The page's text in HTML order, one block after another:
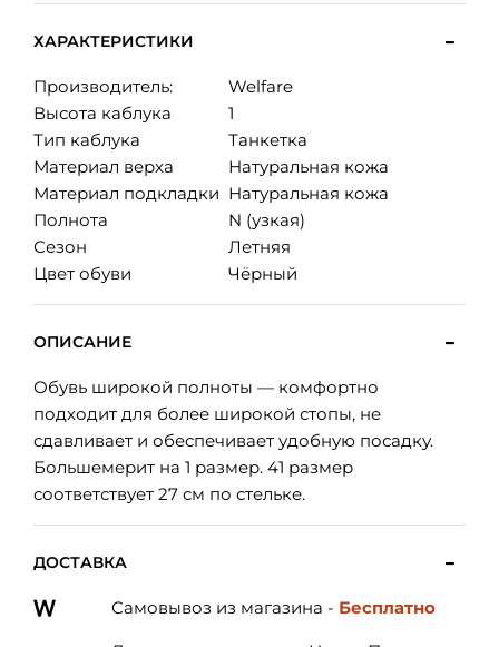
ХАРАКТЕРИСТИКИ
Производитель:
Welfare
Высота каблука
1
Тип каблука
Танкетка
Материал верха
Натуральная кожа
Материал подкладки Натуральная кожа
Полнота
N (узкая)
Сезон
Летняя
Цвет обуви
Чёрный
ОПИСАНИЕ
Обувь широкой полноты — комфортно
подходит для более широкой стопы, не
сдавливает и обеспечивает удобную посадку.
Большемерит на 1 размер. 41 размер
соответствует 27 см по стельке.
ДОСТАВКА
Самовывоз из магазина - Бесплатно